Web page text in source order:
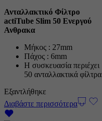
Ανταλλακτικό Φίλτρο
actiTube Slim 50 Ενεργού
Ανθρακα
Μήκος : 27mm
Πάχος : 6mm
Η συσκευασία περιέχει
50 ανταλλακτικά φίλτρα
Εξαντλήθηκε
Διαβάστε περισσότερα